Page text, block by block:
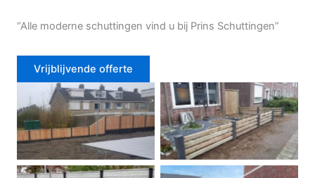
“Alle moderne schuttingen vind u bij Prins Schuttingen”
Vrijblijvende offerte
Douglas schutting Tuinhek voortuin